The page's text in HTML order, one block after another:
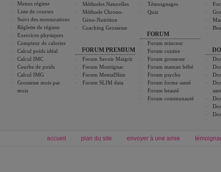
Menus régime
Liste de courses
Suivi des mensurations
Réglette de régime
Exercices physiques
Compteur de calories
Calcul poids idéal
Calcul IMC
Courbe de poids
Calcul IMG
Grossesse mois par
mois
Méthodes Naturelles
Méthode Chrono-
Géno-Nutrition
Coaching Grossesse
FORUM PREMIUM
Forum Savoir Maigrir
Forum Montignac
Forum MentalSlim
Forum SLIM data
Témoignages
Quiz
FORUM
Forum minceur
Forum cuisine
Forum grossesse
Forum maman bébé
Forum psycho
Forum forme santé
Forum beauté
Forum communauté
accueil plan du site envoyer à une amie